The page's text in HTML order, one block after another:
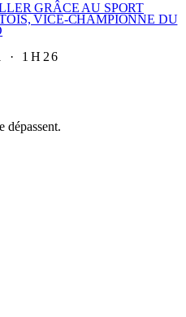
GRÂCE AU SPORT
VICE-CHAMPIONNE DU
· 1H26
dépassent.